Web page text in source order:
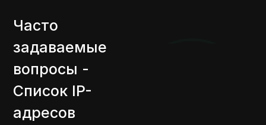
Часто
задаваемые
вопросы -
Список IP-
адресов